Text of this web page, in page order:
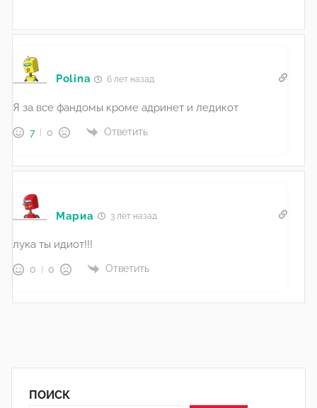
Polina 6 лет назад
Я за все фандомы кроме адринет и ледикот
7 0 Ответить
Мариа 3 лет назад
лука ты идиот!!!
0 0 Ответить
ПОИСК